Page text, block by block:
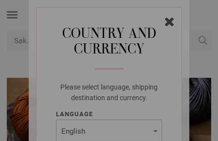
COUNTRY AND
CURRENCY
Please select language, shipping
destination and currency.
LANGUAGE